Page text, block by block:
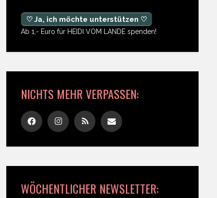
♡ Ja, ich möchte unterstützen ♡
Ab 1,- Euro für HEIDI VOM LANDE spenden!
NICHTS MEHR VERPASSEN:
WÖCHENTLICHER NEWSLETTER: